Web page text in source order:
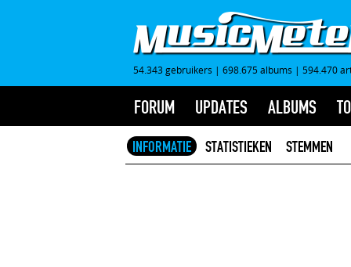
54.343 gebruikers | 698.675 albums | 594.470
FORUM UPDATES ALBUMS
INFORMATIE STATISTIEKEN STEMMEN